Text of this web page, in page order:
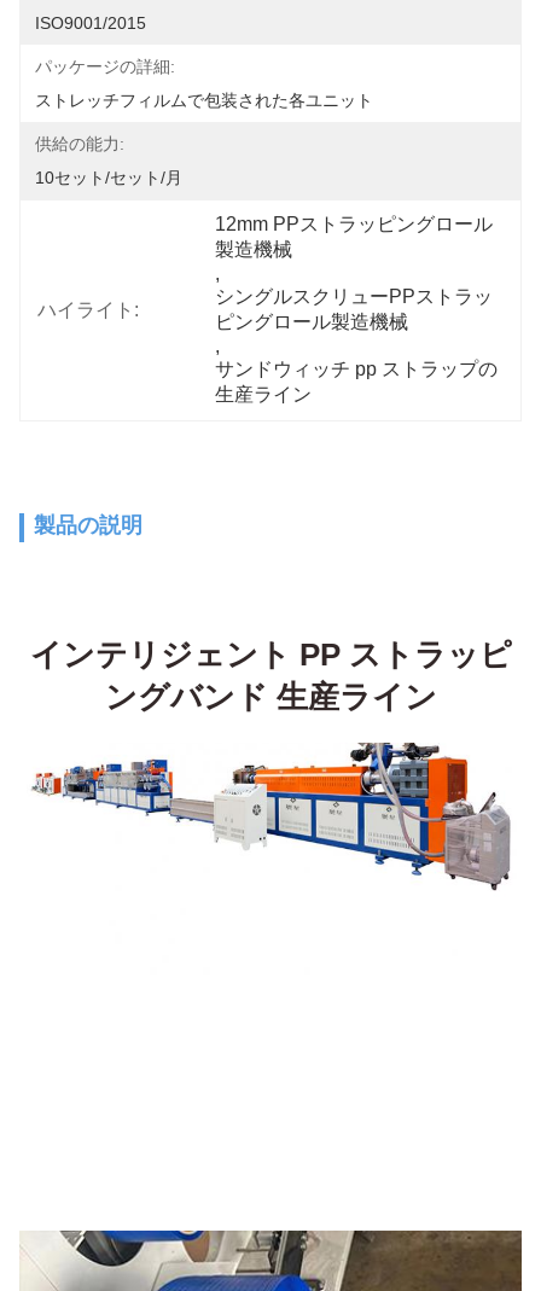
ISO9001/2015
パッケージの詳細:
ストレッチフィルムで包装された各ユニット
供給の能力:
10セット/セット/月
ハイライト:
12mm PPストラッピングロール
製造機械
,
シングルスクリューPPストラッ
ピングロール製造機械
,
サンドウィッチ pp ストラップの
生産ライン
製品の説明
インテリジェント PP ストラッピ
ングバンド 生産ライン